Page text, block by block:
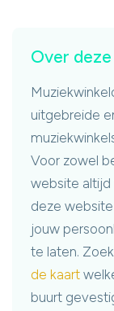
Over
uitgebreide
Voor zowel
website altijd
deze
jouw
te laten.
de kaart
buurt